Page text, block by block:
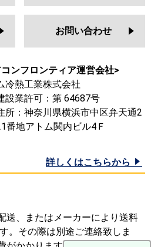
お問い合わせ
ンフロンティア運営会社>
冷熱工業株式会社
設業許可：第 64687号
所：神奈川県横浜市中区弁天通2
番地アトム関内ビル4Ｆ
詳しくはこちらから
送、またはメーカーにより送料
。その際は別途ご連絡致しま